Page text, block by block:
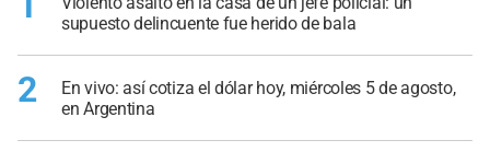
supuesto delincuente fue herido de bala
2
En vivo: así cotiza el dólar hoy, miércoles 5 de agosto,
en Argentina